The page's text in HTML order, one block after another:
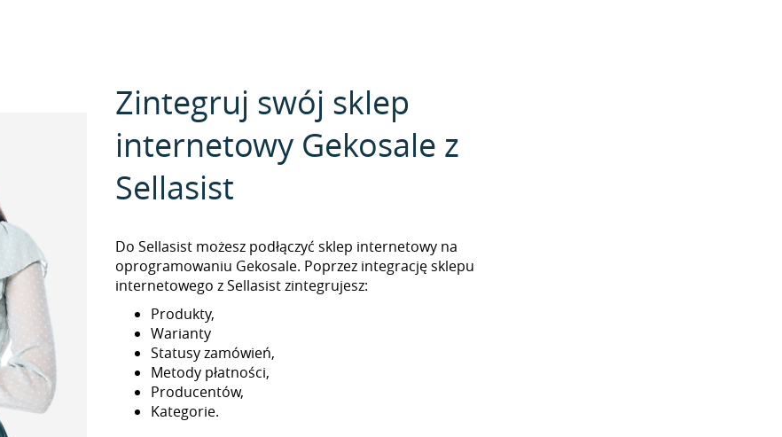
Zintegruj swój sklep
internetowy Gekosale z
Sellasist
Do Sellasist możesz podłączyć sklep internetowy na
oprogramowaniu Gekosale. Poprzez integrację sklepu
internetowego z Sellasist zintegrujesz:
Produkty,
Warianty
Statusy zamówień,
Metody płatności,
Producentów,
Kategorie.